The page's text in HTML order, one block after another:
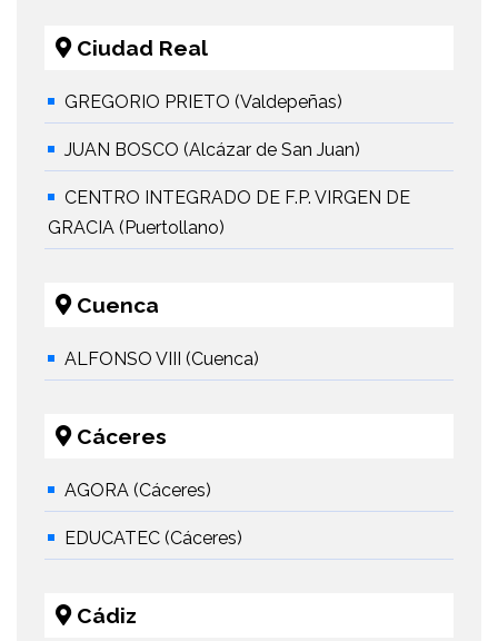
Ciudad Real
GREGORIO PRIETO (Valdepeñas)
JUAN BOSCO (Alcázar de San Juan)
CENTRO INTEGRADO DE F.P. VIRGEN DE
GRACIA (Puertollano)
Cuenca
ALFONSO VIII (Cuenca)
Cáceres
AGORA (Cáceres)
EDUCATEC (Cáceres)
Cádiz